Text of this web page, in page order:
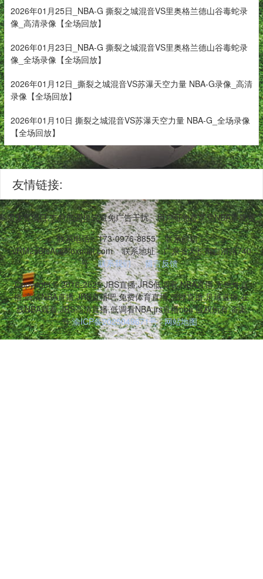
2026年01月25日_NBA-G 撕裂之城混音VS里奥格兰德山谷毒蛇录
像_高清录像【全场回放】
2026年01月23日_NBA-G 撕裂之城混音VS里奥格兰德山谷毒蛇录
像_全场录像【全场回放】
2026年01月12日_撕裂之城混音VS苏瀑天空力量 NBA-G录像_高清
录像【全场回放】
2026年01月10日 撕裂之城混音VS苏瀑天空力量 NBA-G_全场录像
【全场回放】
友情链接:
体育项目,支持低调模式避免广告干扰。用户可免费享受NBA常规
联系电话：173-0976-8855
联系邮箱：
vRM2sBtsA0@foxmail.com
联系地址：广东省天长市自清路740
号
联系我们
留言反馈
Copyright © 2016-2025 JRS直播,JRS低调看,NBA直播,无插件直
播,高清NBA直播,JRS直播吧,免费体育直播,篮球直播,足球直播,在
线NBA观看,JRS高清直播,低调看NBA,jrs直播nba 版权所有 备案
号:渝ICP备2025049671号 网站地图